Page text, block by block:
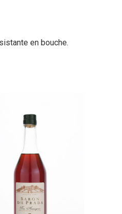
en bouche.